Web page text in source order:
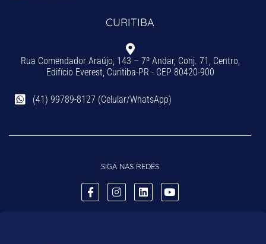
CURITIBA
Rua Comendador Araújo, 143 – 7º Andar, Conj. 71, Centro,
Edifício Everest, Curitiba-PR - CEP 80420-900
(41) 99789-8127 (Celular/WhatsApp)
SIGA NAS REDES